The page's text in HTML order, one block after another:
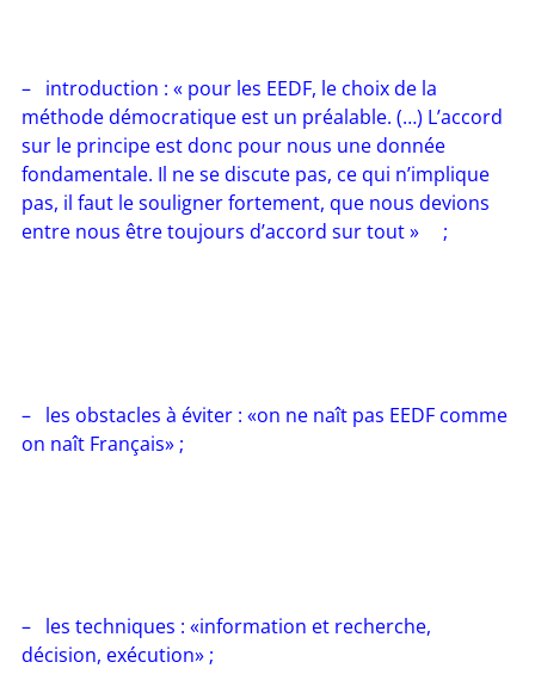
– introduction : « pour les EEDF, le choix de la
méthode démocratique est un préalable. (…) L’accord
sur le principe est donc pour nous une donnée
fondamentale. Il ne se discute pas, ce qui n’implique
pas, il faut le souligner fortement, que nous devions
entre nous être toujours d’accord sur tout » ;
– les obstacles à éviter : «on ne naît pas EEDF comme
on naît Français» ;
– les techniques : «information et recherche,
décision, exécution» ;